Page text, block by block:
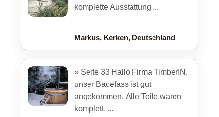
komplette Ausstattung ...
Markus, Kerken, Deutschland
» Seite 33 Hallo Firma TimberIN,
unser Badefass ist gut
angekommen. Alle Teile waren
komplett. ...